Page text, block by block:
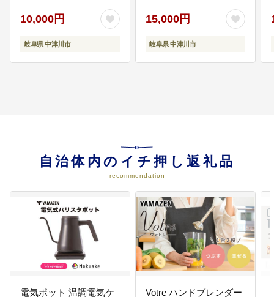
ート ご褒美 お取り寄せ
くり お菓子 菓子 F4N-
2298
10,000円
岐阜県 中津川市
15,000円
岐阜県 中津川市
自治体内のイチ押し返礼品
recommendation
電気ポット 温調電気ケ Votre ハンドブレンダー